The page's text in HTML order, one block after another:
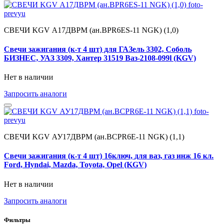
СВЕЧИ KGV А17ДВРМ (ан.BPR6ES-11 NGK) (1,0)
Свечи зажигания (к-т 4 шт) для ГАЗель 3302, Соболь
БИЗНЕС, УАЗ 3309, Хантер 31519 Ваз-2108-099l (KGV)
Нет в наличии
Запросить аналоги
СВЕЧИ KGV АУ17ДВРМ (ан.BCPR6E-11 NGK) (1,1)
Свечи зажигания (к-т 4 шт) 16ключ, для ваз, газ инж 16 кл.
Ford, Hyndai, Mazda, Toyota, Opel (KGV)
Нет в наличии
Запросить аналоги
Фильтры